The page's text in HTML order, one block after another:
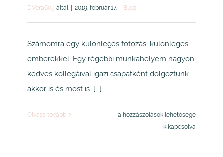
DVera605 által 2019. február 17. Blog
Számomra egy különleges fotózás, különleges
emberekkel. Egy régebbi munkahelyem nagyon
kedves kollégáival igazi csapatként dolgoztunk
akkor is és most is. [...]
Olvass tovább
Réka,
a hozzászólások lehetősége
kikapcsolva